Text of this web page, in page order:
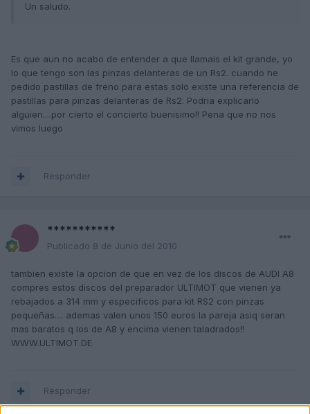
Un saludo.
Es que aun no acabo de entender a que llamais el kit grande, yo
lo que tengo son las pinzas delanteras de un Rs2. cuando he
pedido pastillas de freno para estas solo existe una referencia de
pastillas para pinzas delanteras de Rs2. Podria explicarlo
alguien....por cierto el concierto buenisimo!! Pena que no nos
vimos luego
Responder
***********
Publicado 8 de Junio del 2010
tambien existe la opcion de que en vez de los discos de AUDI A8
compres estos discos del preparador ULTIMOT que vienen ya
rebajados a 314 mm y especificos para kit RS2 con pinzas
pequeñas.... ademas valen unos 150 euros la pareja asiq seran
mas baratos q los de A8 y encima vienen taladrados!!
WWW.ULTIMOT.DE
Responder